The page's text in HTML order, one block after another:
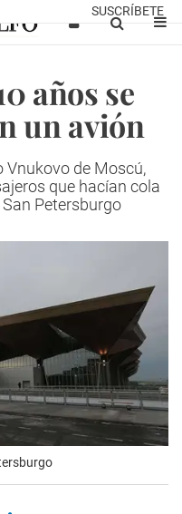
SUSCRÍBETE
años se
un avión
Vnukovo de Moscú,
que hacían cola
Petersburgo